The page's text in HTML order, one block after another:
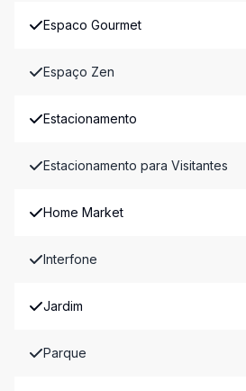
Espaco Gourmet
Espaço Zen
Estacionamento
Estacionamento para Visitantes
Home Market
Interfone
Jardim
Parque